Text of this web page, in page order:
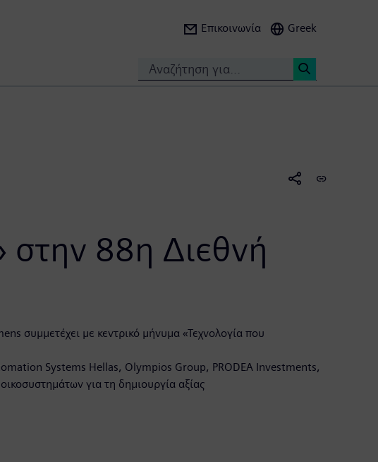
Επικοινωνία Greek
στην 88η Διεθνή
συμμετέχει με κεντρικό μήνυμα «Τεχνολογία που
Systems Hellas, Olympios Group, PRODEA Investments,
για τη δημιουργία αξίας